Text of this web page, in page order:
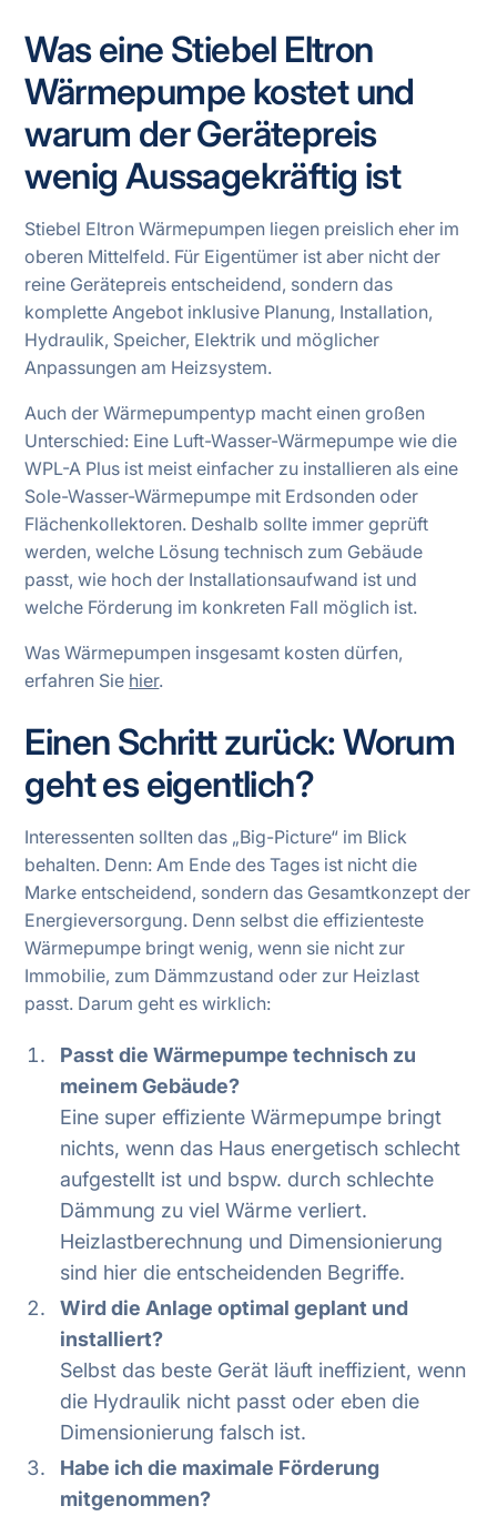
Was eine Stiebel Eltron
Wärmepumpe kostet und
warum der Gerätepreis
wenig Aussagekräftig ist
Stiebel Eltron Wärmepumpen liegen preislich eher im
oberen Mittelfeld. Für Eigentümer ist aber nicht der
reine Gerätepreis entscheidend, sondern das
komplette Angebot inklusive Planung, Installation,
Hydraulik, Speicher, Elektrik und möglicher
Anpassungen am Heizsystem.
Auch der Wärmepumpentyp macht einen großen
Unterschied: Eine Luft-Wasser-Wärmepumpe wie die
WPL-A Plus ist meist einfacher zu installieren als eine
Sole-Wasser-Wärmepumpe mit Erdsonden oder
Flächenkollektoren. Deshalb sollte immer geprüft
werden, welche Lösung technisch zum Gebäude
passt, wie hoch der Installationsaufwand ist und
welche Förderung im konkreten Fall möglich ist.
Was Wärmepumpen insgesamt kosten dürfen,
erfahren Sie hier.
Einen Schritt zurück: Worum
geht es eigentlich?
Interessenten sollten das „Big-Picture“ im Blick
behalten. Denn: Am Ende des Tages ist nicht die
Marke entscheidend, sondern das Gesamtkonzept der
Energieversorgung. Denn selbst die effizienteste
Wärmepumpe bringt wenig, wenn sie nicht zur
Immobilie, zum Dämmzustand oder zur Heizlast
passt. Darum geht es wirklich:
Passt die Wärmepumpe technisch zu
meinem Gebäude?
Eine super effiziente Wärmepumpe bringt
nichts, wenn das Haus energetisch schlecht
aufgestellt ist und bspw. durch schlechte
Dämmung zu viel Wärme verliert.
Heizlastberechnung und Dimensionierung
sind hier die entscheidenden Begriffe.
Wird die Anlage optimal geplant und
installiert?
Selbst das beste Gerät läuft ineffizient, wenn
die Hydraulik nicht passt oder eben die
Dimensionierung falsch ist.
Habe ich die maximale Förderung
mitgenommen?